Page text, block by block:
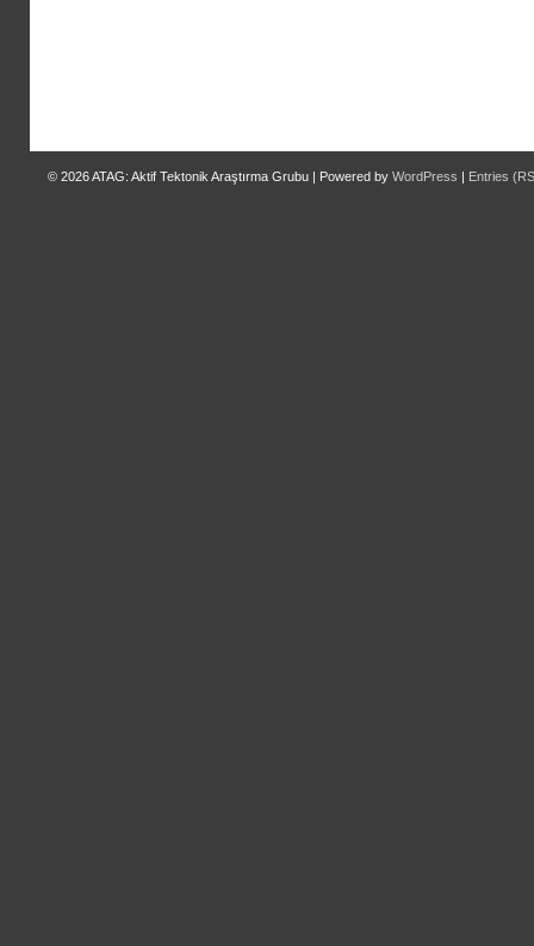
© 2026ATAG: Aktif Tektonik Araştırma Grubu | Powered by WordPress | Entries